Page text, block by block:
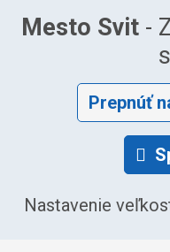
Mesto Svit-
Prepnúť
Nastavenie